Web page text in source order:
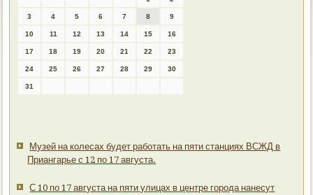
3 4 5 6 7 8 9
10 11 12 13 14 15 16
17 18 19 20 21 22 23
24 25 26 27 28 29 30
31
Музей на колесах будет работать на пяти станциях ВСЖД в
Приангарье с 12 по 17 августа.
С 10 по 17 августа на пяти улицах в центре города нанесут